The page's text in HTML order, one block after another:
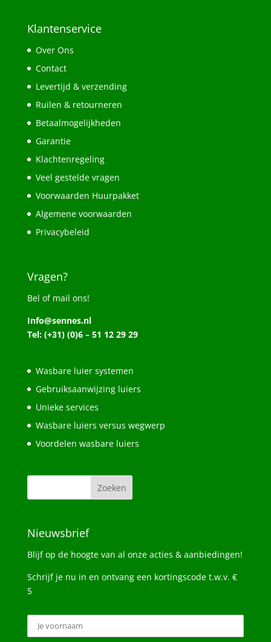
Klantenservice
Over Ons
Contact
Levertijd & verzending
Ruilen & retourneren
Betaalmogelijkheden
Garantie
Klachtenregeling
Veel gestelde vragen
Voorwaarden Huurpakket
Algemene voorwaarden
Privacybeleid
Vragen?
Bel of mail ons!
Info@sennes.nl
Tel: (+31) (0)6 – 51 12 29 29
Wasbare luier systemen
Gebruiksaanwijzing luiers
Unieke services
Wasbare luiers versus wegwerp
Voordelen wasbare luiers
Nieuwsbrief
Blijf op de hoogte van al onze acties & aanbiedingen!
Schrijf je nu in en ontvang een kortingscode t.w.v. €
5